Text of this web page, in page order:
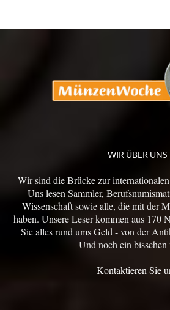
WIR ÜBER UNS
Wir sind die Brücke zur
Uns lesen Sammler,
Wissenschaft sowie alle, die mit der
haben. Unsere Leser kommen aus 170
Sie alles rund ums Geld - von der
Und noch ein bisschen
Kontaktieren Sie